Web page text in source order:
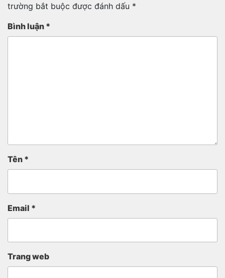
trường bắt buộc được đánh dấu *
Bình luận *
Tên *
Email *
Trang web